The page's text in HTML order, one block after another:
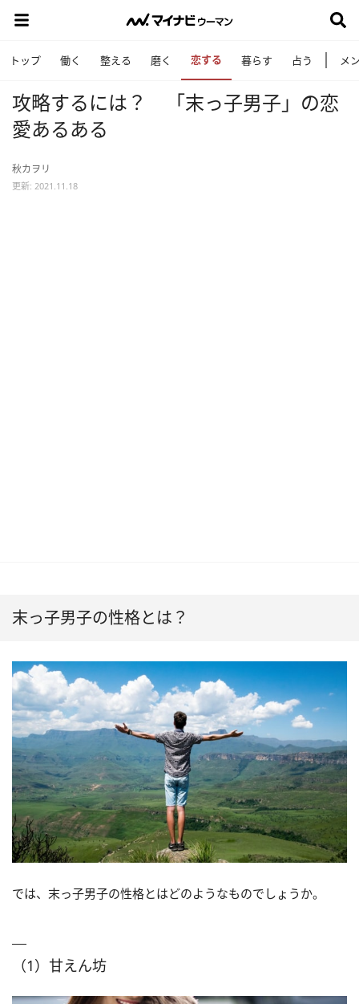
トップ 働く 整える 磨く 恋する 暮らす 占う メ
攻略するには？ 「末っ子男子」の恋
愛あるある
秋カヲリ
更新: 2021.11.18
末っ子男子の性格とは？
では、末っ子男子の性格とはどのようなものでしょうか。
（1）甘えん坊